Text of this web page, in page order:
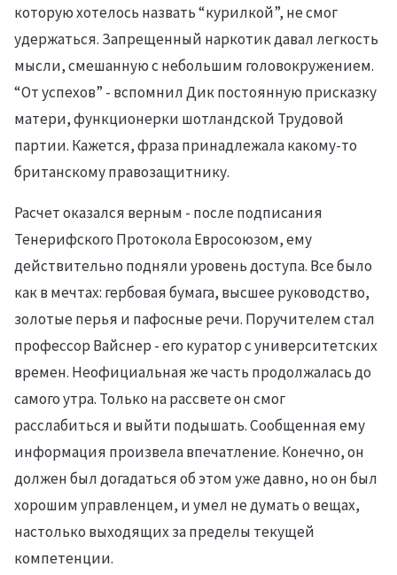
которую хотелось назвать “курилкой”, не смог
удержаться. Запрещенный наркотик давал легкость
мысли, смешанную с небольшим головокружением.
“От успехов” - вспомнил Дик постоянную присказку
матери, функционерки шотландской Трудовой
партии. Кажется, фраза принадлежала какому-то
британскому правозащитнику.
Расчет оказался верным - после подписания
Тенерифского Протокола Евросоюзом, ему
действительно подняли уровень доступа. Все было
как в мечтах: гербовая бумага, высшее руководство,
золотые перья и пафосные речи. Поручителем стал
профессор Вайснер - его куратор с университетских
времен. Неофициальная же часть продолжалась до
самого утра. Только на рассвете он смог
расслабиться и выйти подышать. Сообщенная ему
информация произвела впечатление. Конечно, он
должен был догадаться об этом уже давно, но он был
хорошим управленцем, и умел не думать о вещах,
настолько выходящих за пределы текущей
компетенции.